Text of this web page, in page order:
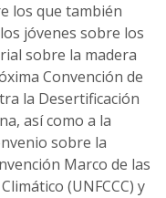
los que también
jóvenes sobre los
sobre la madera
Convención de
la Desertificación
así como a la
sobre la
Marco de las
(UNFCCC) y